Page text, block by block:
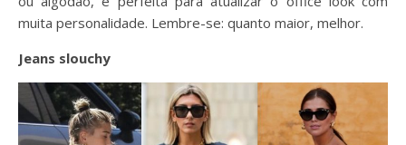
muita personalidade. Lembre-se: quanto maior, melhor.
Jeans slouchy